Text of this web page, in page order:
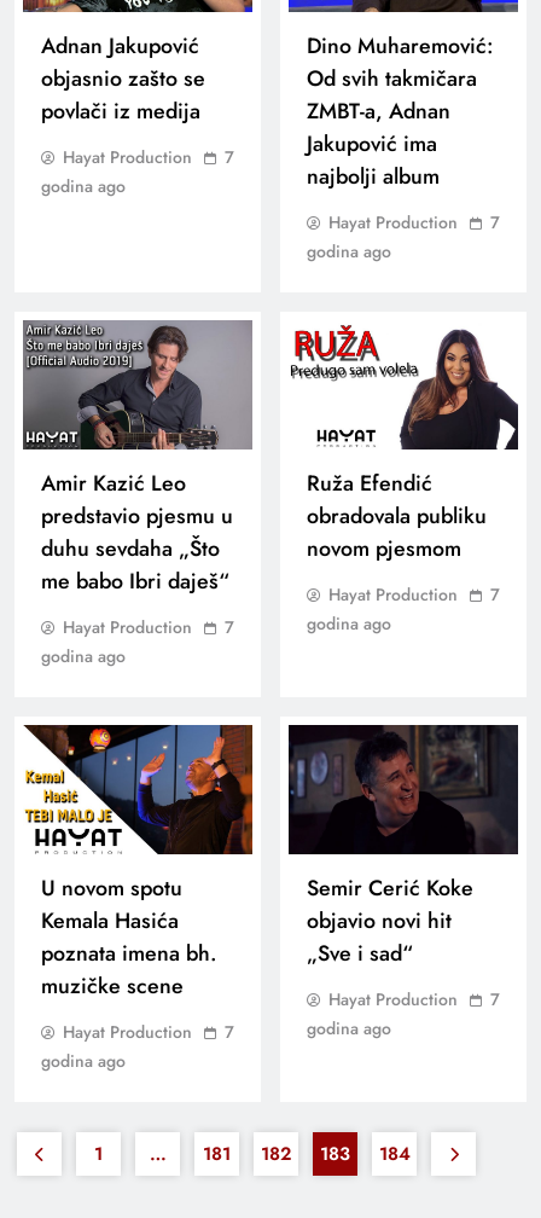
Adnan Jakupović
objasnio zašto se
povlači iz medija
Hayat Production
7
godina ago
Dino Muharemović:
Od svih takmičara
ZMBT-a, Adnan
Jakupović ima
najbolji album
Hayat Production
7
godina ago
Amir Kazić Leo
predstavio pjesmu u
duhu sevdaha „Što
me babo Ibri daješ“
Hayat Production
7
godina ago
Ruža Efendić
obradovala publiku
novom pjesmom
Hayat Production
7
godina ago
U novom spotu
Kemala Hasića
poznata imena bh.
muzičke scene
Hayat Production
7
godina ago
Semir Cerić Koke
objavio novi hit
„Sve i sad“
Hayat Production
7
godina ago
1 … 181 182 183 184